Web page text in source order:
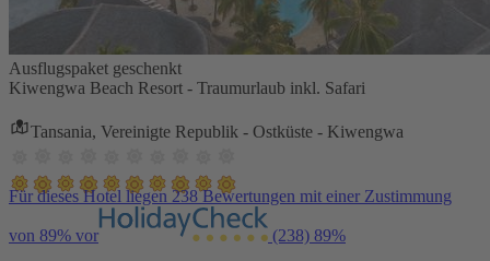
Ausflugspaket geschenkt
Kiwengwa Beach Resort - Traumurlaub inkl. Safari
Tansania, Vereinigte Republik - Ostküste - Kiwengwa
Für dieses Hotel liegen 238 Bewertungen mit einer Zustimmung
von 89% vor (238) 89%